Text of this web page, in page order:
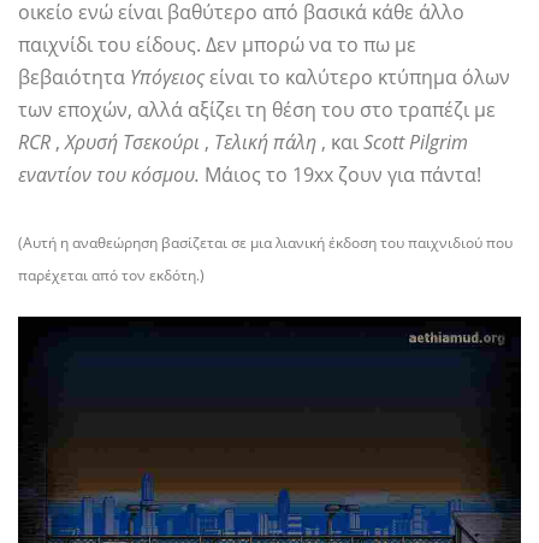
οικείο ενώ είναι βαθύτερο από βασικά κάθε άλλο
παιχνίδι του είδους. Δεν μπορώ να το πω με
βεβαιότητα Υπόγειοςείναι το καλύτερο κτύπημα όλων
των εποχών, αλλά αξίζει τη θέση του στο τραπέζι με
RCR ,Χρυσή Τσεκούρι , Τελική πάλη , καιScott Pilgrim
εναντίον του κόσμου. Μάιος το 19xx ζουν για πάντα!
(Αυτή η αναθεώρηση βασίζεται σε μια λιανική έκδοση του παιχνιδιού που
παρέχεται από τον εκδότη.)